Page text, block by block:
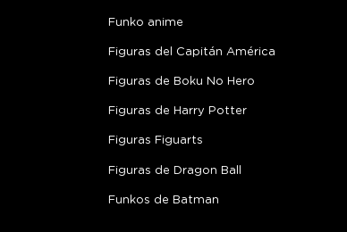
Funko anime
Figuras del Capitán América
Figuras de Boku No Hero
Figuras de Harry Potter
Figuras Figuarts
Figuras de Dragon Ball
Funkos de Batman